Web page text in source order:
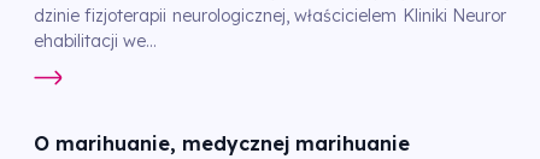
dzinie fizjoterapii neurologicznej, właścicielem Kliniki Neuror
ehabilitacji we...
O marihuanie, medycznej marihuanie